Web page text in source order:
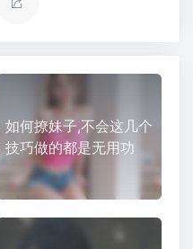
如何撩妹子,不会这几个
技巧做的都是无用功